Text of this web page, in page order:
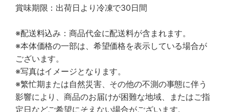
賞味期限：出荷日より冷凍で30日間
※配送料込み：商品代金に配送料が含まれます。
※本体価格の一部は、希望価格を表示している場合が
ございます。
※写真はイメージとなります。
※繁忙期または自然災害、その他の不測の事態に伴う
影響により、商品のお届けが困難な地域、またはご指
定日などご希望にそえない場合がございます。